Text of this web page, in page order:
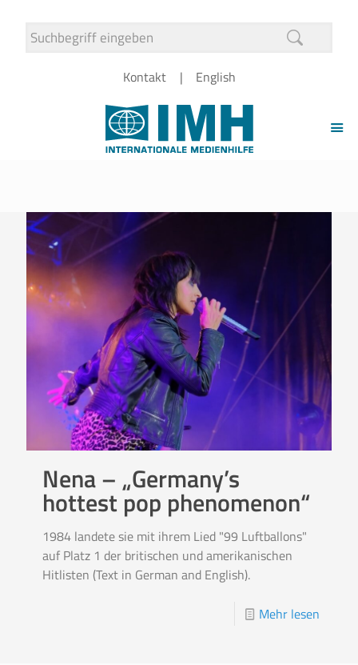
Kontakt English
Nena – „Germany’s
hottest pop phenomenon“
1984 landete sie mit ihrem Lied "99 Luftballons"
auf Platz 1 der britischen und amerikanischen
Hitlisten (Text in German and English).
Mehr lesen